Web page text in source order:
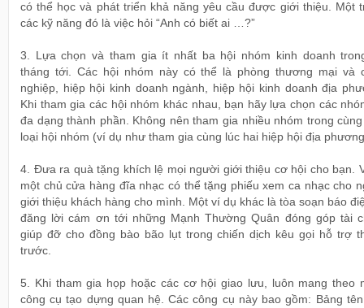
có thể học và phát triển khả năng yêu cầu được giới thiệu. Một
các kỹ năng đó là việc hỏi “Anh có biết ai …?”
3. Lựa chọn và tham gia ít nhất ba hội nhóm kinh doanh
tháng tới. Các hội nhóm này có thể là phòng thương mại và
nghiệp, hiệp hội kinh doanh ngành, hiệp hội kinh doanh địa
Khi tham gia các hội nhóm khác nhau, bạn hãy lựa chọn các
đa dạng thành phần. Không nên tham gia nhiều nhóm trong
loại hội nhóm (ví dụ như tham gia cùng lúc hai hiệp hội địa
4. Đưa ra quà tặng khích lệ mọi người giới thiệu cơ hội cho bạn.
một chủ cửa hàng đĩa nhạc có thể tặng phiếu xem ca nhạc cho
giới thiệu khách hàng cho mình. Một ví dụ khác là tòa soạn báo
đăng lời cám ơn tới những Mạnh Thường Quân đóng góp tài
giúp đỡ cho đồng bào bão lụt trong chiến dịch kêu gọi hỗ trợ
trước.
5. Khi tham gia họp hoặc các cơ hội giao lưu, luôn mang theo
công cụ tạo dựng quan hệ. Các công cụ này bao gồm: Bảng